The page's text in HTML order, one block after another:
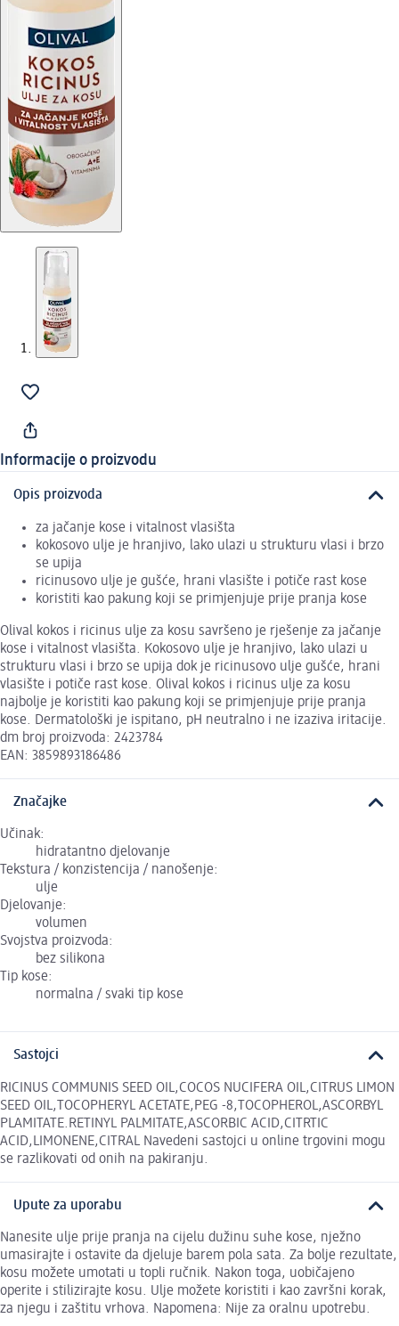
Informacije o proizvodu
Opis proizvoda
za jačanje kose i vitalnost vlasišta
kokosovo ulje je hranjivo, lako ulazi u strukturu vlasi i brzo
se upija
ricinusovo ulje je gušće, hrani vlasište i potiče rast kose
koristiti kao pakung koji se primjenjuje prije pranja kose
Olival kokos i ricinus ulje za kosu savršeno je rješenje za jačanje
kose i vitalnost vlasišta. Kokosovo ulje je hranjivo, lako ulazi u
strukturu vlasi i brzo se upija dok je ricinusovo ulje gušće, hrani
vlasište i potiče rast kose. Olival kokos i ricinus ulje za kosu
najbolje je koristiti kao pakung koji se primjenjuje prije pranja
kose. Dermatološki je ispitano, pH neutralno i ne izaziva iritacije.
dm broj proizvoda: 2423784
EAN: 3859893186486
Značajke
Učinak:
hidratantno djelovanje
Tekstura / konzistencija / nanošenje:
ulje
Djelovanje:
volumen
Svojstva proizvoda:
bez silikona
Tip kose:
normalna / svaki tip kose
Sastojci
RICINUS COMMUNIS SEED OIL,COCOS NUCIFERA OIL,CITRUS LIMON
SEED OIL,TOCOPHERYL ACETATE,PEG -8,TOCOPHEROL,ASCORBYL
PLAMITATE.RETINYL PALMITATE,ASCORBIC ACID,CITRTIC
ACID,LIMONENE,CITRAL Navedeni sastojci u online trgovini mogu
se razlikovati od onih na pakiranju.
Upute za uporabu
Nanesite ulje prije pranja na cijelu dužinu suhe kose, nježno
umasirajte i ostavite da djeluje barem pola sata. Za bolje rezultate,
kosu možete umotati u topli ručnik. Nakon toga, uobičajeno
operite i stilizirajte kosu. Ulje možete koristiti i kao završni korak,
za njegu i zaštitu vrhova. Napomena: Nije za oralnu upotrebu.